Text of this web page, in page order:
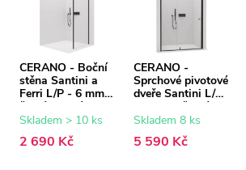
CERANO - Boční
stěna Santini a
Ferri L/P - 6 mm -
černá matná,
transparentní sklo
- 80x195 cm
Skladem > 10 ks
2 690 Kč
CERANO -
Sprchové pivotové
dveře Santini L/P
- 6 mm - černá
matná,
transparentní sklo
- 140x195 cm
Skladem 8 ks
5 590 Kč